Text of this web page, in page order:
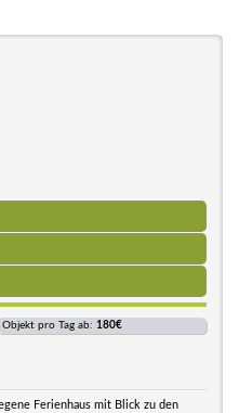
Objekt pro Tag ab: 180€
Ferienhaus mit Blick zu den